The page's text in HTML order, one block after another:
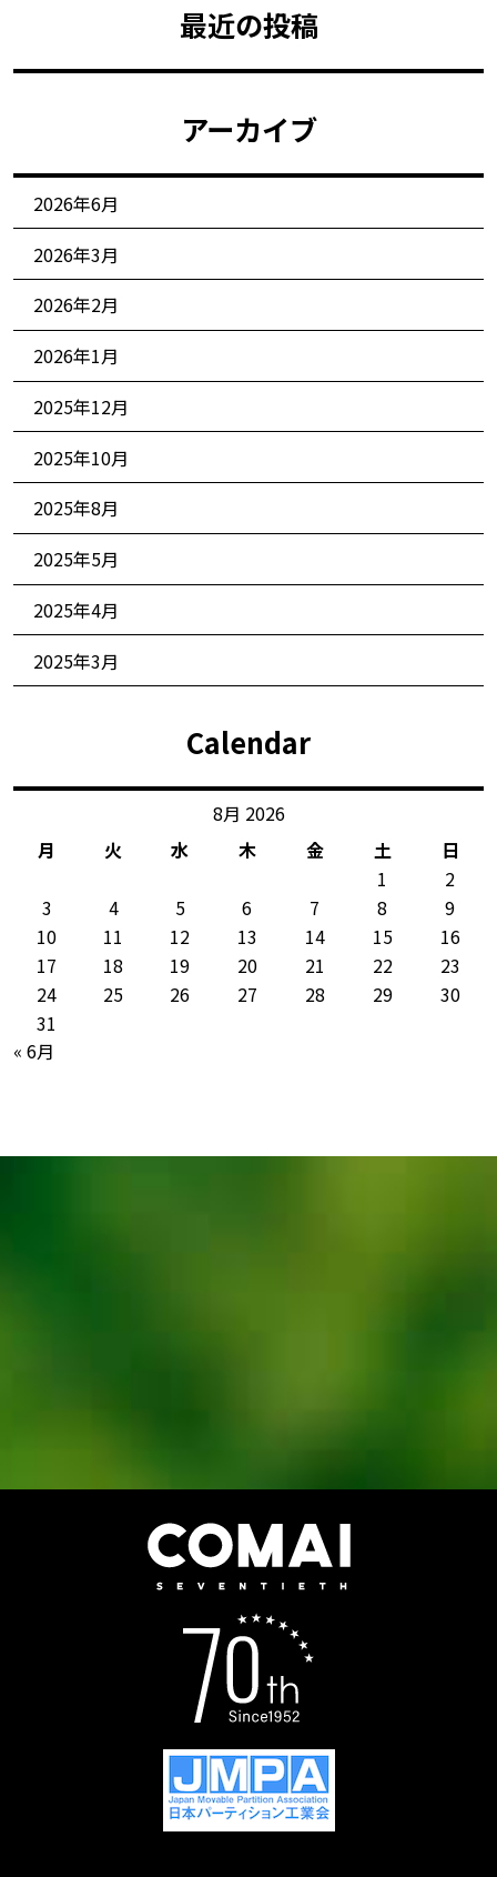
最近の投稿
アーカイブ
2026年6月
2026年3月
2026年2月
2026年1月
2025年12月
2025年10月
2025年8月
2025年5月
2025年4月
2025年3月
Calendar
8月 2026
月
火 水 木 金 土
日
1
2
3
4 5 6 7 8
9
10
11 12 13 14 15
16
17
18 19 20 21 22
23
24
25 26 27 28 29
30
31
« 6月